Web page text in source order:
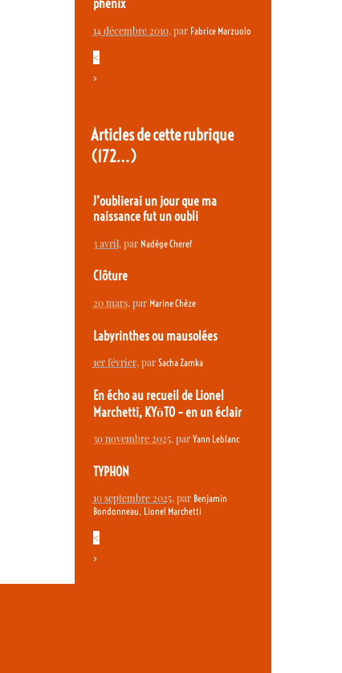
phénix
14 décembre 2010, par Fabrice Marzuolo
<
>
Articles de cette rubrique
(172…)
J’oublierai un jour que ma
naissance fut un oubli
3 avril, par Nadège Cheref
Clôture
20 mars, par Marine Chèze
Labyrinthes ou mausolées
1er février, par Sacha Zamka
En écho au recueil de Lionel
Marchetti, KYōTO – en un éclair
30 novembre 2025, par Yann Leblanc
TYPHON
10 septembre 2025, par Benjamin
Bondonneau, Lionel Marchetti
<
>